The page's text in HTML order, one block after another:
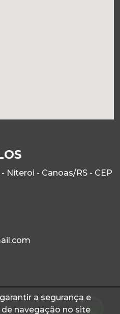
a segurança e
navegação no site
Niteroi - Canoas/RS - CEP
os direitos reservados.